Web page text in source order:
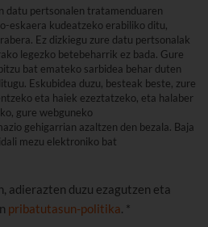
datu pertsonalen tratamenduaren
eskaera kudeatzeko erabiliko ditu,
Ez dizkiegu zure datu pertsonalak
legezko betebeharrik ez bada. Gure
bat emateko sarbidea behar duten
Eskubidea duzu, besteak beste, zure
eta haiek ezeztatzeko, eta halaber
gure webguneko
gehigarrian azaltzen den bezala. Baja
mezu elektroniko bat
adierazten duzu ezagutzen eta
pribatutasun-politika. *